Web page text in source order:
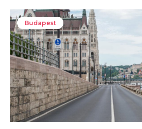
Budapest